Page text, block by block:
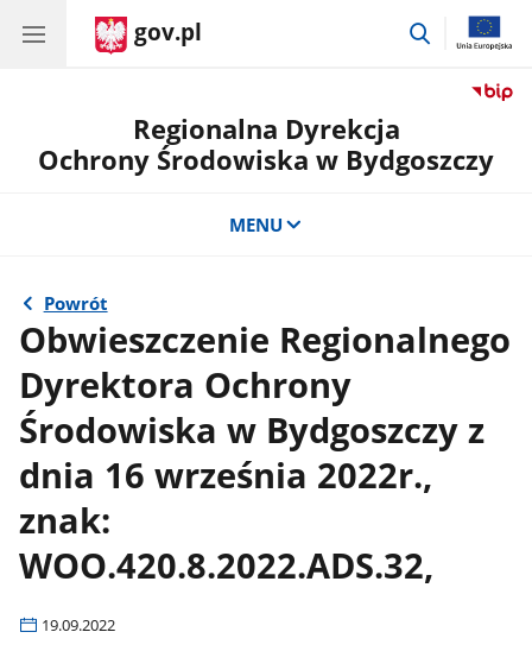
gov.pl
przejdź
Regionalna Dyrekcja
Ochrony Środowiska w Bydgoszczy
MENU
Powrót
Obwieszczenie Regionalnego
Dyrektora Ochrony
Środowiska w Bydgoszczy z
dnia 16 września 2022r.,
znak:
WOO.420.8.2022.ADS.32,
19.09.2022